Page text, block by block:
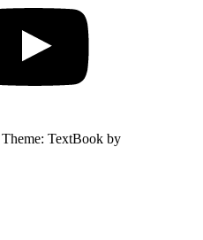
Theme: TextBook by